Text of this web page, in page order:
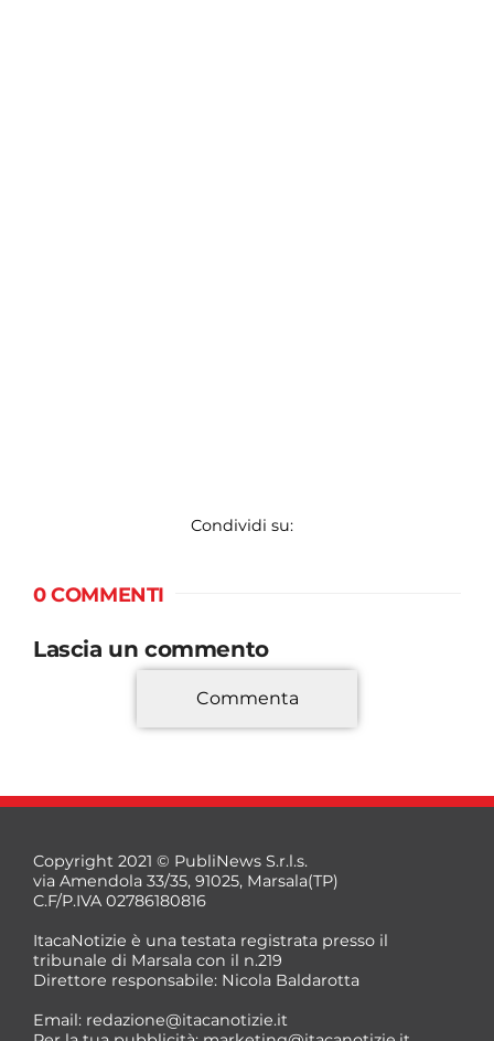
Condividi su:
0 COMMENTI
Lascia un commento
*
*
Commenta
Copyright 2021 © PubliNews S.r.l.s.
via Amendola 33/35, 91025, Marsala(TP)
C.F/P.IVA 02786180816
ItacaNotizie è una testata registrata presso il
tribunale di Marsala con il n.219
Direttore responsabile: Nicola Baldarotta
Email: redazione@itacanotizie.it